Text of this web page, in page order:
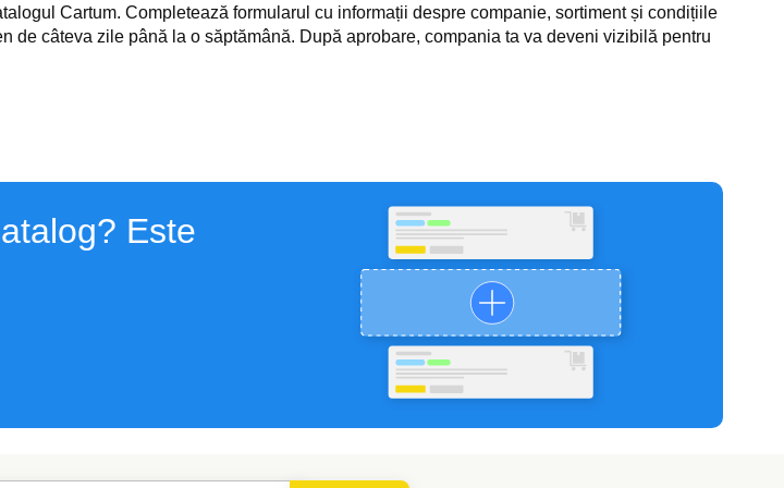
Cartum. Completează formularul cu informații despre companie, sortiment și condițiile
de câteva zile până la o săptămână. După aprobare, compania ta va deveni vizibilă pentru
Este